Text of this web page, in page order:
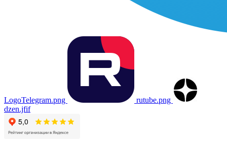
LogoTelegram.png
rutube.png
dzen.jfif